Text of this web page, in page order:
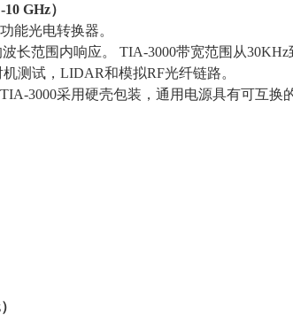
10 GHz）
能光电转换器。
波长范围内响应。 TIA-3000带宽范围从30KHz
测试， LIDAR和模拟RF光纤链路。
TIA-3000采用硬壳包装，通用电源具有可互换
）